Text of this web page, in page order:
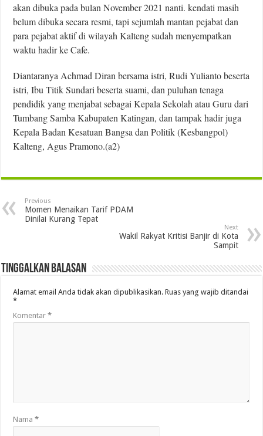
akan dibuka pada bulan November 2021 nanti. kendati masih
belum dibuka secara resmi, tapi sejumlah mantan pejabat dan
para pejabat aktif di wilayah Kalteng sudah menyempatkan
waktu hadir ke Cafe.
Diantaranya Achmad Diran bersama istri, Rudi Yulianto beserta
istri, Ibu Titik Sundari beserta suami, dan puluhan tenaga
pendidik yang menjabat sebagai Kepala Sekolah atau Guru dari
Tumbang Samba Kabupaten Katingan, dan tampak hadir juga
Kepala Badan Kesatuan Bangsa dan Politik (Kesbangpol)
Kalteng, Agus Pramono.(a2)
Previous
Momen Menaikan Tarif PDAM
Dinilai Kurang Tepat
Next
Wakil Rakyat Kritisi Banjir di Kota
Sampit
Tinggalkan Balasan
Alamat email Anda tidak akan dipublikasikan. Ruas yang wajib ditandai
*
Komentar*
Nama*